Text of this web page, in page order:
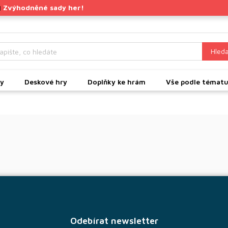
| Zvýhodněné sady her!
Deskové hry Doplňky ke hrám Vše podle tématu
Odebírat newsletter